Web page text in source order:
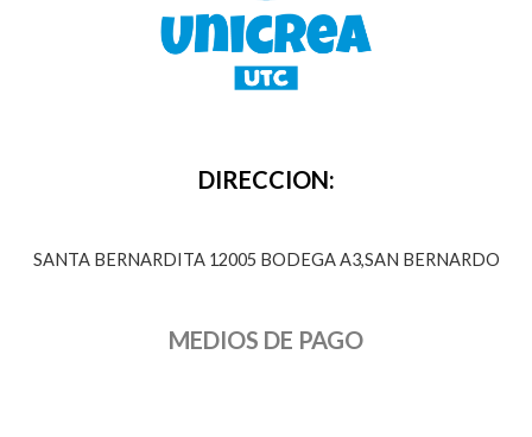
DIRECCION:
SANTA BERNARDITA 12005 BODEGA A3,SAN BERNARDO
MEDIOS DE PAGO